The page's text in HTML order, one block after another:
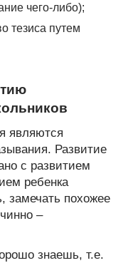
чего-либо);
тезиса путем
являются
Развитие
с развитием
ребенка
замечать похожее
–
знаешь, т.е.